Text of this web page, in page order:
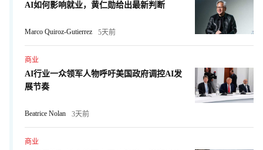
AI如何影响就业，黄仁勋给出最新判断
Marco Quiroz-Gutierrez 5天前
商业
AI行业一众领军人物呼吁美国政府调控AI发
展节奏
Beatrice Nolan 3天前
商业